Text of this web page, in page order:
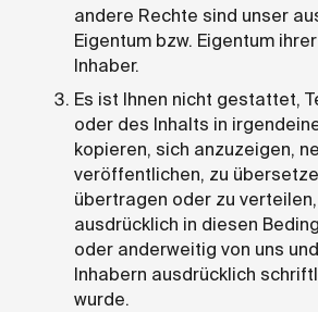
andere Rechte sind unser
Eigentum bzw. Eigentum
Inhaber.
Es ist Ihnen nicht gestattet,
oder des Inhalts in
kopieren, sich anzuzeigen,
veröffentlichen, zu
übertragen oder zu
ausdrücklich in diesen
oder anderweitig von uns
Inhabern ausdrücklich
wurde.